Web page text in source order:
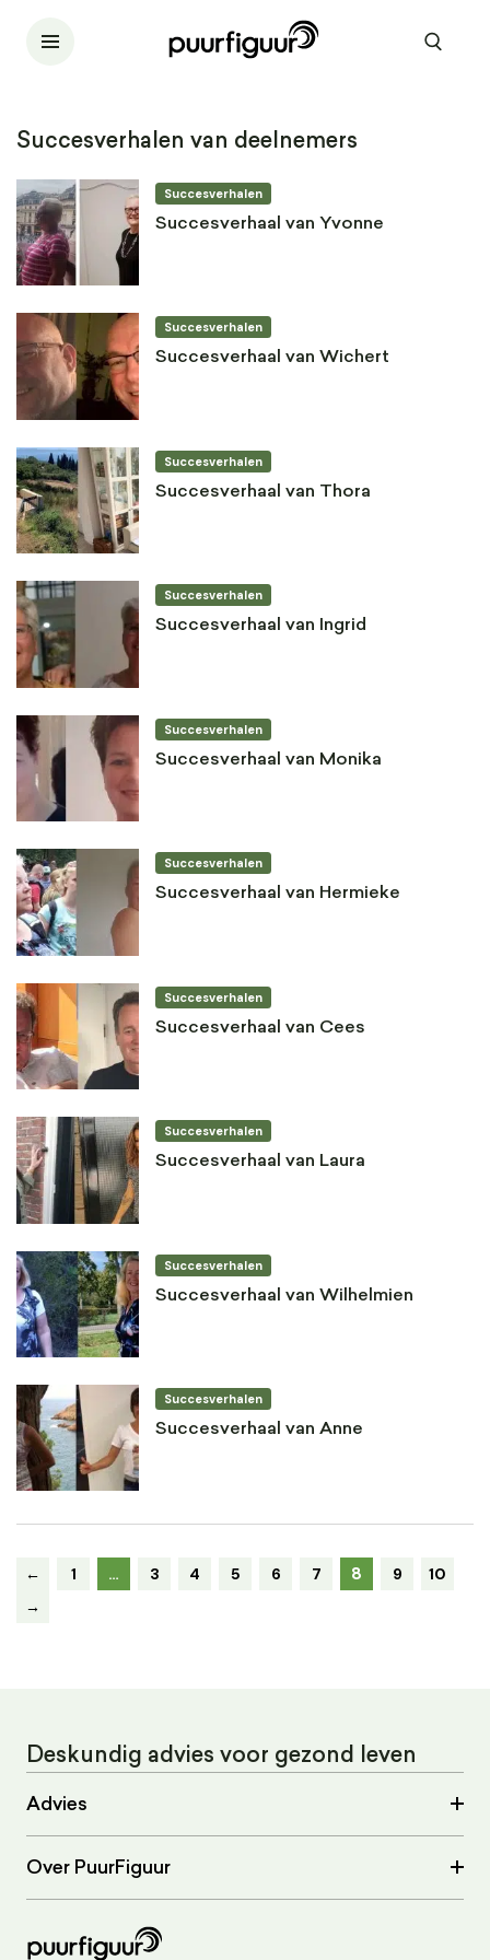
Succesverhalen van deelnemers
Succesverhalen
Succesverhaal van Yvonne
Succesverhalen
Succesverhaal van Wichert
Succesverhalen
Succesverhaal van Thora
Succesverhalen
Succesverhaal van Ingrid
Succesverhalen
Succesverhaal van Monika
Succesverhalen
Succesverhaal van Hermieke
Succesverhalen
Succesverhaal van Cees
Succesverhalen
Succesverhaal van Laura
Succesverhalen
Succesverhaal van Wilhelmien
Succesverhalen
Succesverhaal van Anne
← 1 … 3 4 5 6 7 8 9
10
→
Deskundig advies voor gezond leven
Advies
Over PuurFiguur